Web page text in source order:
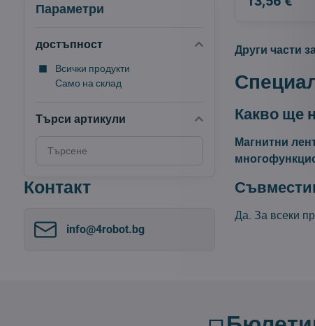
Други части за
Какво ще
Магнитни
Да. За всеки
Параметри
достъпност
Всички продукти
Само на склад
Търси артикули
за
по
Контакт
info​@4robot​.bg